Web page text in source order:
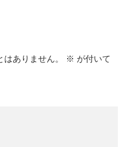
ありません。 ※ が付いて